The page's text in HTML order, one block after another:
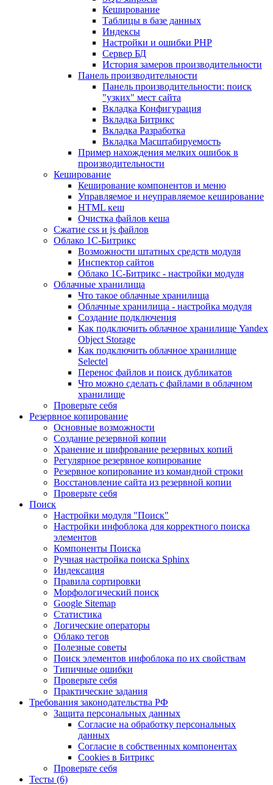
Кеширование
Таблицы в базе данных
Индексы
Настройки и ошибки PHP
Сервер БД
История замеров производительности
Панель производительности
Панель производительности: поиск
"узких" мест сайта
Вкладка Конфигурация
Вкладка Битрикс
Вкладка Разработка
Вкладка Масштабируемость
Пример нахождения мелких ошибок в
производительности
Кеширование
Кеширование компонентов и меню
Управляемое и неуправляемое кеширование
HTML кеш
Очистка файлов кеша
Сжатие css и js файлов
Облако 1С-Битрикс
Возможности штатных средств модуля
Инспектор сайтов
Облако 1С-Битрикс - настройки модуля
Облачные хранилища
Что такое облачные хранилища
Облачные хранилища - настройка модуля
Создание подключения
Как подключить облачное хранилище Yandex
Object Storage
Как подключить облачное хранилище
Selectel
Перенос файлов и поиск дубликатов
Что можно сделать с файлами в облачном
хранилище
Проверьте себя
Резервное копирование
Основные возможности
Создание резервной копии
Хранение и шифрование резервных копий
Регулярное резервное копирование
Резервное копирование из командной строки
Восстановление сайта из резервной копии
Проверьте себя
Поиск
Настройки модуля "Поиск"
Настройки инфоблока для корректного поиска
элементов
Компоненты Поиска
Ручная настройка поиска Sphinx
Индексация
Правила сортировки
Морфологический поиск
Google Sitemap
Статистика
Логические операторы
Облако тегов
Полезные советы
Поиск элементов инфоблока по их свойствам
Типичные ошибки
Проверьте себя
Практические задания
Требования законодательства РФ
Защита персональных данных
Согласие на обработку персональных
данных
Согласие в собственных компонентах
Cookies в Битрикс
Проверьте себя
Тесты (6)